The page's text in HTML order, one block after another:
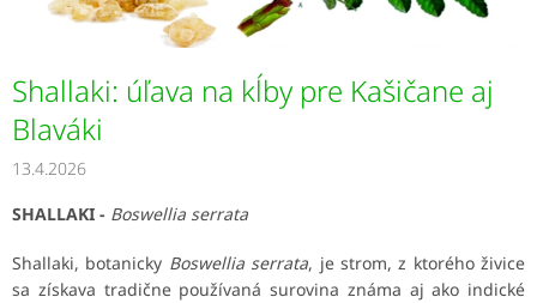
Shallaki: úľava na kĺby pre Kašičane aj
Blaváki
13.4.2026
SHALLAKI - Boswellia serrata
Shallaki, botanicky Boswellia serrata, je strom, z ktorého živice
sa získava tradične používaná surovina známa aj ako indické